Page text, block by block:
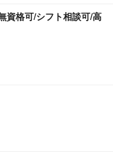
資格可/シフト相談可/高